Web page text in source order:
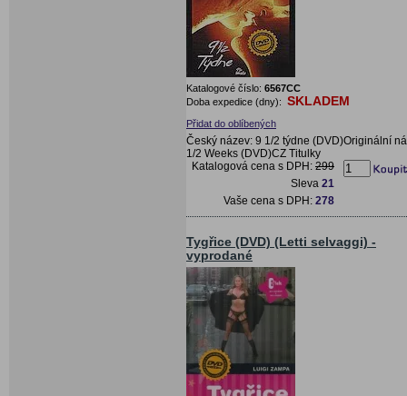
Katalogové číslo: 6567CC
Doba expedice (dny): SKLADEM
Přidat do oblíbených
Český název: 9 1/2 týdne (DVD)Originální
1/2 Weeks (DVD)CZ Titulky
Katalogová cena s DPH: 299
Sleva 21
Vaše cena s DPH: 278
Tygřice (DVD) (Letti selvaggi) -
vyprodané